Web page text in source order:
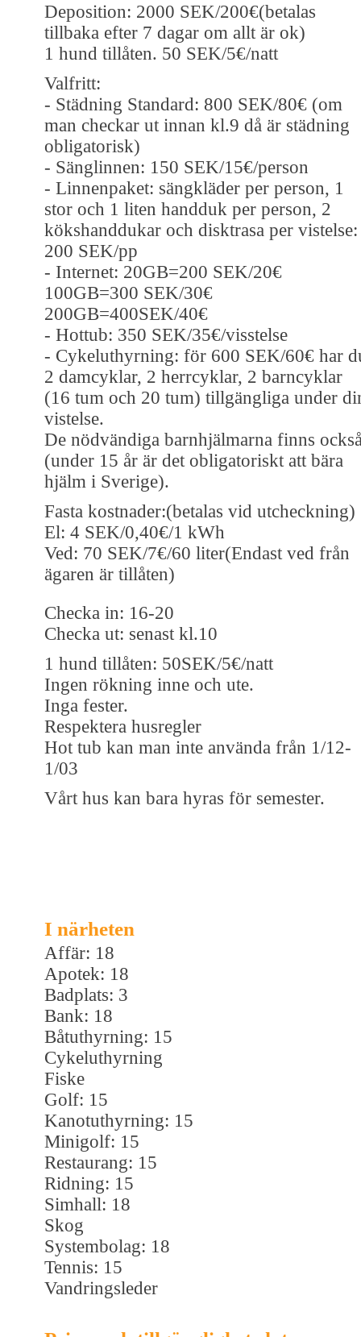
Deposition: 2000 SEK/200€(betalas
tillbaka efter 7 dagar om allt är ok)
1 hund tillåten. 50 SEK/5€/natt
Valfritt:
- Städning Standard: 800 SEK/80€ (om
man checkar ut innan kl.9 då är städning
obligatorisk)
- Sänglinnen: 150 SEK/15€/person
- Linnenpaket: sängkläder per person, 1
stor och 1 liten handduk per person, 2
kökshanddukar och disktrasa per vistelse:
200 SEK/pp
- Internet: 20GB=200 SEK/20€
100GB=300 SEK/30€
200GB=400SEK/40€
- Hottub: 350 SEK/35€/visstelse
- Cykeluthyrning: för 600 SEK/60€ har
2 damcyklar, 2 herrcyklar, 2 barncyklar
(16 tum och 20 tum) tillgängliga under
vistelse.
De nödvändiga barnhjälmarna finns
(under 15 år är det obligatoriskt att bära
hjälm i Sverige).
Fasta kostnader:(betalas vid utcheckning)
El: 4 SEK/0,40€/1 kWh
Ved: 70 SEK/7€/60 liter(Endast ved från
ägaren är tillåten)
Checka in: 16-20
Checka ut: senast kl.10
1 hund tillåten: 50SEK/5€/natt
Ingen rökning inne och ute.
Inga fester.
Respektera husregler
Hot tub kan man inte använda från 1/12-
1/03
Vårt hus kan bara hyras för semester.
I närheten
Affär: 18
Apotek: 18
Badplats: 3
Bank: 18
Båtuthyrning: 15
Cykeluthyrning
Fiske
Golf: 15
Kanotuthyrning: 15
Minigolf: 15
Restaurang: 15
Ridning: 15
Simhall: 18
Skog
Systembolag: 18
Tennis: 15
Vandringsleder